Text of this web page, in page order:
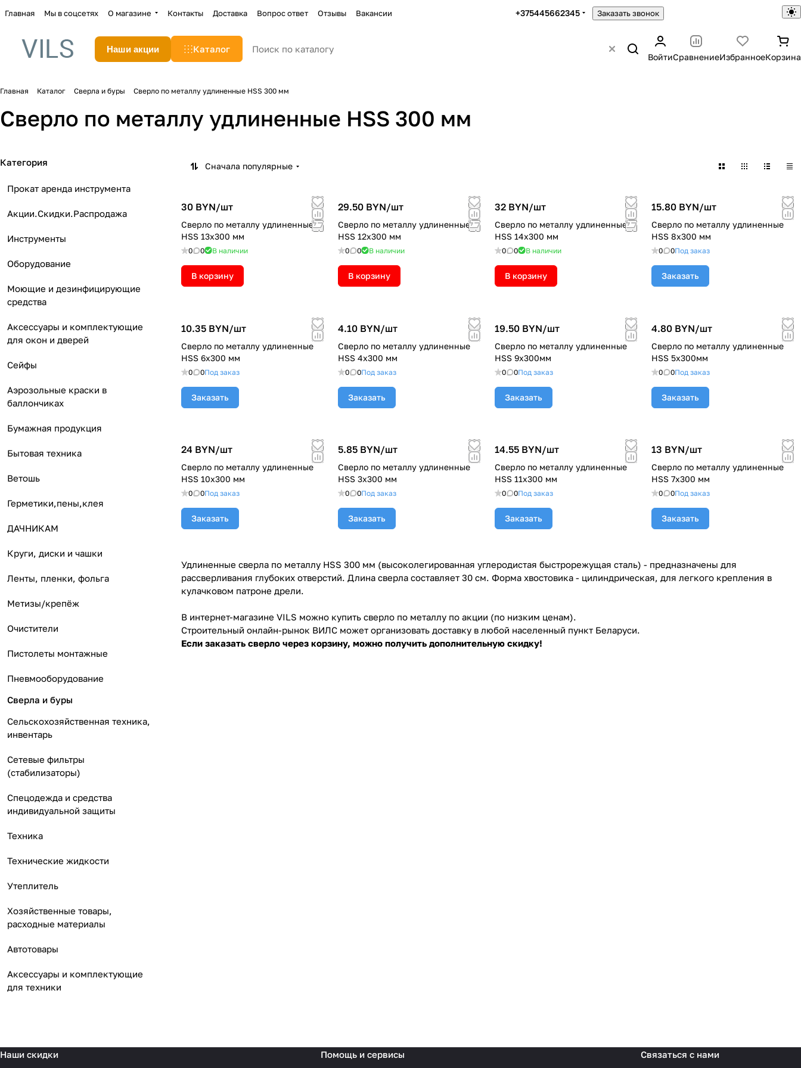
Главная Мы в соцсетях О магазине Контакты Доставка Вопрос ответ Отзывы Вакансии +375445662345 Заказать звонок
Наши акции Каталог
ВойтиСравнениеИзбранноеКорзина
Главная Каталог Сверла и буры Сверло по металлу удлиненные HSS 300 мм
Сверло по металлу удлиненные HSS 300 мм
Сначала популярные
30 BYN/шт
Сверло по металлу удлиненные
HSS 13х300 мм
0 0 В наличии
В корзину
29.50 BYN/шт
Сверло по металлу удлиненные
HSS 12х300 мм
0 0 В наличии
В корзину
32 BYN/шт
Сверло по металлу удлиненные
HSS 14х300 мм
0 0 В наличии
В корзину
15.80 BYN/шт
Сверло по металлу удлиненные
HSS 8х300 мм
0 0Под заказ
Заказать
10.35 BYN/шт
Сверло по металлу удлиненные
HSS 6х300 мм
0 0Под заказ
Заказать
4.10 BYN/шт
Сверло по металлу удлиненные
HSS 4х300 мм
0 0Под заказ
Заказать
19.50 BYN/шт
Сверло по металлу удлиненные
HSS 9х300мм
0 0Под заказ
Заказать
4.80 BYN/шт
Сверло по металлу удлиненные
HSS 5х300мм
0 0Под заказ
Заказать
24 BYN/шт
Сверло по металлу удлиненные
HSS 10х300 мм
0 0Под заказ
Заказать
5.85 BYN/шт
Сверло по металлу удлиненные
HSS 3х300 мм
0 0Под заказ
Заказать
14.55 BYN/шт
Сверло по металлу удлиненные
HSS 11х300 мм
0 0Под заказ
Заказать
13 BYN/шт
Сверло по металлу удлиненные
HSS 7х300 мм
0 0Под заказ
Заказать
Удлиненные сверла по металлу HSS 300 мм (высоколегированная углеродистая быстрорежущая сталь) - предназначены для
рассверливания глубоких отверстий. Длина сверла составляет 30 см. Форма хвостовика - цилиндрическая, для легкого крепления в
кулачковом патроне дрели.
В интернет-магазине VILS можно купить сверло по металлу по акции (по низким ценам).
Строительный онлайн-рынок ВИЛС может организовать доставку в любой населенный пункт Беларуси.
Если заказать сверло через корзину, можно получить дополнительную скидку!
Категория
Прокат аренда инструмента
Акции.Скидки.Распродажа
Инструменты
Оборудование
Моющие и дезинфицирующие
средства
Аксессуары и комплектующие
для окон и дверей
Сейфы
Аэрозольные краски в
баллончиках
Бумажная продукция
Бытовая техника
Ветошь
Герметики,пены,клея
ДАЧНИКАМ
Круги, диски и чашки
Ленты, пленки, фольга
Метизы/крепёж
Очистители
Пистолеты монтажные
Пневмооборудование
Сверла и буры
Сельскохозяйственная техника,
инвентарь
Сетевые фильтры
(стабилизаторы)
Спецодежда и средства
индивидуальной защиты
Техника
Технические жидкости
Утеплитель
Хозяйственные товары,
расходные материалы
Автотовары
Аксессуары и комплектующие
для техники
Наши скидки Помощь и сервисы Связаться с нами